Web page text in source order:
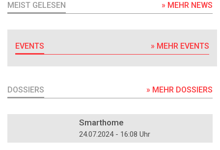
MEIST GELESEN » MEHR NEWS
EVENTS » MEHR EVENTS
DOSSIERS » MEHR DOSSIERS
Smarthome
24.07.2024 - 16:08 Uhr